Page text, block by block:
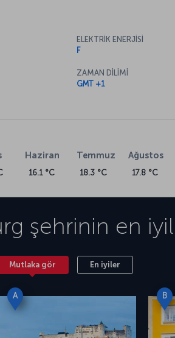
ELEKTRİK ENERJİSİ
F
ZAMAN DİLİMİ
GMT +1
Haziran
16.1 °C
Temmuz
18.3 °C
Ağustos
17.8 °C
şehrinin en
Mutlaka gör En iyiler
A B